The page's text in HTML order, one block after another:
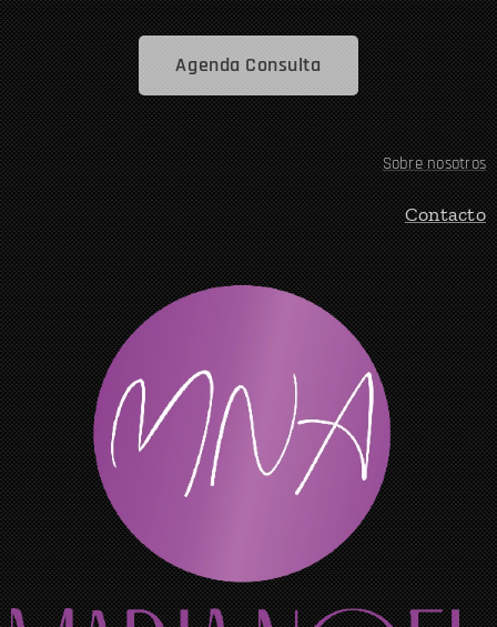
Agenda Consulta
Sobre nosotros
Contacto